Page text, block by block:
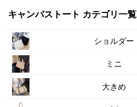
キャンバストート カテゴリ一覧
ショルダー
ミニ
大きめ